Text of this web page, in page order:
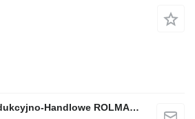
Przedsiębiorstwo Produkcyjno-Handlowe ROLMAPOL Marcin Dziekan